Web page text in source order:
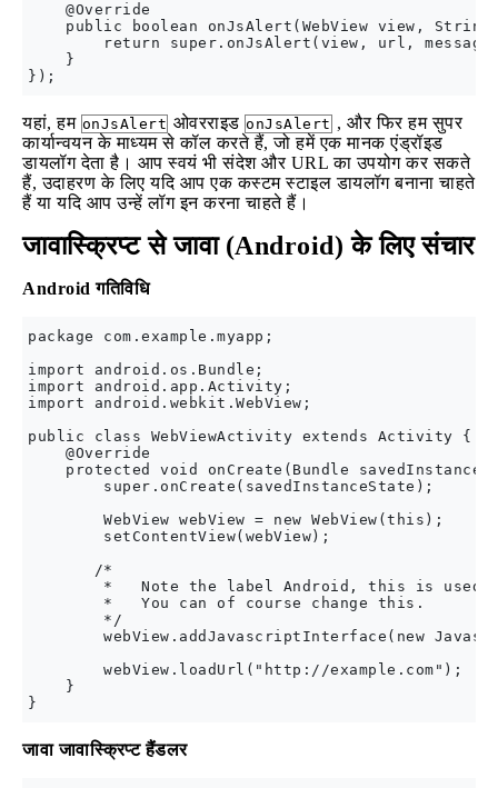
    @Override
public boolean onJsAlert(WebView view,
return super.onJsAlert(view, url,
    }
यहां, हम onJsAlert ओवरराइड onJsAlert , और फिर हम सुपर
कार्यान्वयन के माध्यम से कॉल करते हैं, जो हमें एक मानक एंड्रॉइड
डायलॉग देता है। आप स्वयं भी संदेश और URL का उपयोग कर सकते
हैं, उदाहरण के लिए यदि आप एक कस्टम स्टाइल डायलॉग बनाना चाहते
हैं या यदि आप उन्हें लॉग इन करना चाहते हैं।
जावास्क्रिप्ट से जावा (Android) के लिए संचार
Android गतिविधि
package com.example.myapp;
import android.os.Bundle;
import android.app.Activity;
import android.webkit.WebView;
public class WebViewActivity extends Activity {
    @Override
protected void onCreate(Bundle
        super.onCreate(savedInstanceState);
        WebView webView = new WebView(this);
        setContentView(webView);
       /*
*   Note the label Android, this is used
        *   You can of course change this.
        */
webView.addJavascriptInterface(new
        webView.loadUrl("http://example.com");
    }
जावा जावास्क्रिप्ट हैंडलर